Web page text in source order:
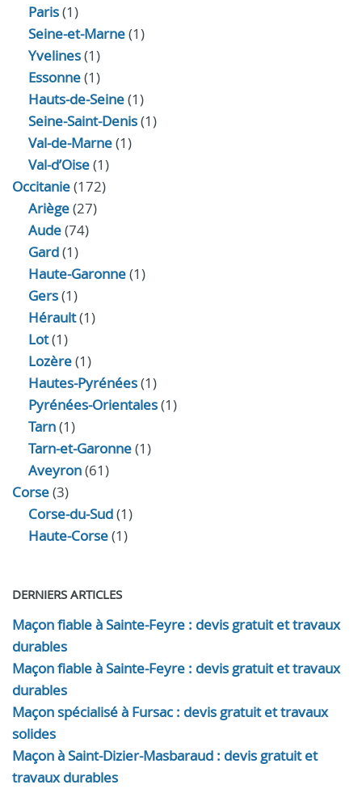
Paris(1)
Seine-et-Marne(1)
Yvelines(1)
Essonne(1)
Hauts-de-Seine(1)
Seine-Saint-Denis(1)
Val-de-Marne(1)
Val-d’Oise(1)
Occitanie(172)
Ariège(27)
Aude(74)
Gard(1)
Haute-Garonne(1)
Gers(1)
Hérault(1)
Lot(1)
Lozère(1)
Hautes-Pyrénées(1)
Pyrénées-Orientales(1)
Tarn(1)
Tarn-et-Garonne(1)
Aveyron(61)
Corse(3)
Corse-du-Sud(1)
Haute-Corse(1)
DERNIERS ARTICLES
Maçon fiable à Sainte-Feyre : devis gratuit et travaux
durables
Maçon fiable à Sainte-Feyre : devis gratuit et travaux
durables
Maçon spécialisé à Fursac : devis gratuit et travaux
solides
Maçon à Saint-Dizier-Masbaraud : devis gratuit et
travaux durables